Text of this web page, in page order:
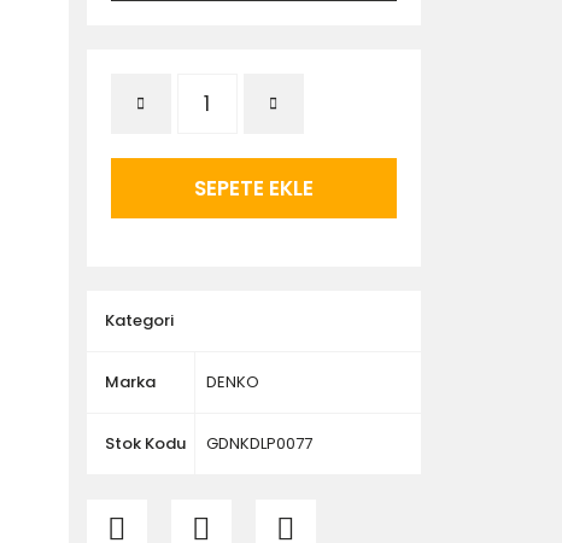
SEPETE EKLE
Kategori
Marka DENKO
Stok Kodu GDNKDLP0077